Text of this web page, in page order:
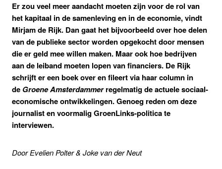
Er zou veel meer aandacht moeten zijn voor de rol van
het kapitaal in de samenleving en in de economie, vindt
Mirjam de Rijk. Dan gaat het bijvoorbeeld over hoe delen
van de publieke sector worden opgekocht door mensen
die er geld mee willen maken. Maar ook hoe bedrijven
aan de leiband moeten lopen van financiers. De Rijk
schrijft er een boek over en fileert via haar column in
de Groene Amsterdammerregelmatig de actuele sociaal-
economische ontwikkelingen.Genoeg reden om deze
journalist en voormalig GroenLinks-politica te
interviewen.
Door Evelien Polter & Joke van der Neut